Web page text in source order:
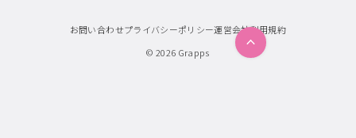
お問い合わせプライバシーポリシー運営会社利用規約
© 2026 Grapps